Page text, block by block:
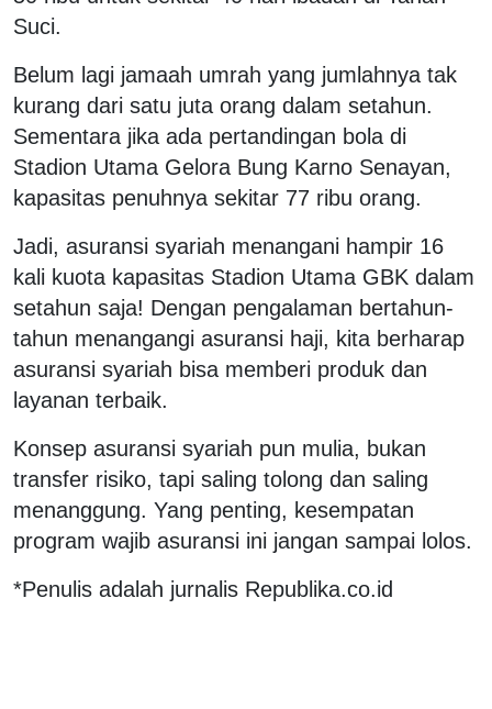
Suci.
Belum lagi jamaah umrah yang jumlahnya tak
kurang dari satu juta orang dalam setahun.
Sementara jika ada pertandingan bola di
Stadion Utama Gelora Bung Karno Senayan,
kapasitas penuhnya sekitar 77 ribu orang.
Jadi, asuransi syariah menangani hampir 16
kali kuota kapasitas Stadion Utama GBK dalam
setahun saja! Dengan pengalaman bertahun-
tahun menangangi asuransi haji, kita berharap
asuransi syariah bisa memberi produk dan
layanan terbaik.
Konsep asuransi syariah pun mulia, bukan
transfer risiko, tapi saling tolong dan saling
menanggung. Yang penting, kesempatan
program wajib asuransi ini jangan sampai lolos.
*Penulis adalah jurnalis Republika.co.id